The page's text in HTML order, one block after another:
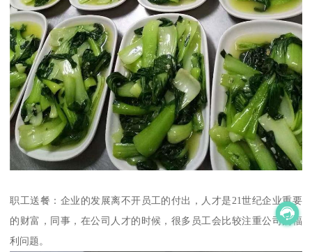
职工送餐：企业的发展离不开员工的付出，人才是21世纪企业重要
的财富，同事，在公司人才的时候，很多员工会比较注重公司的福
利问题。